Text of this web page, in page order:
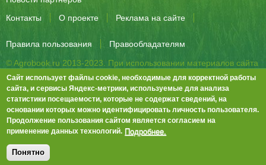
Контакты
О проекте Реклама на сайте
Правила пользования
Правообладателям
© Agrobook.ru 2013-2023. При использовании материалов сайта
активная ссылка на публикацию обязательна.
344000, Ростов-на-Дону, ул. Города Волос, д.6, 8 этаж, офис 803
Тел./факс: +7 (863) 282-83-13 e-mail:info@agrobook.ru
Возрастная категория сайта: 16+. Объявления на сайте не
премодерируются.Положение о защите персональных данных
Гала Алиевна Каймакчи – редактор, тел.: (863) 282-83-13
info@agrobook.ru
Сайт использует файлы cookie, необходимые для корректной работы
сайта, и сервисы Яндекс-метрики, используемые для анализа
статистики посещаемости, которые не содержат сведений, на
основании которых можно идентифицировать личность пользователя.
Продолжение пользования сайтом является согласием на
применение данных технологий. Подробнее.
Понятно